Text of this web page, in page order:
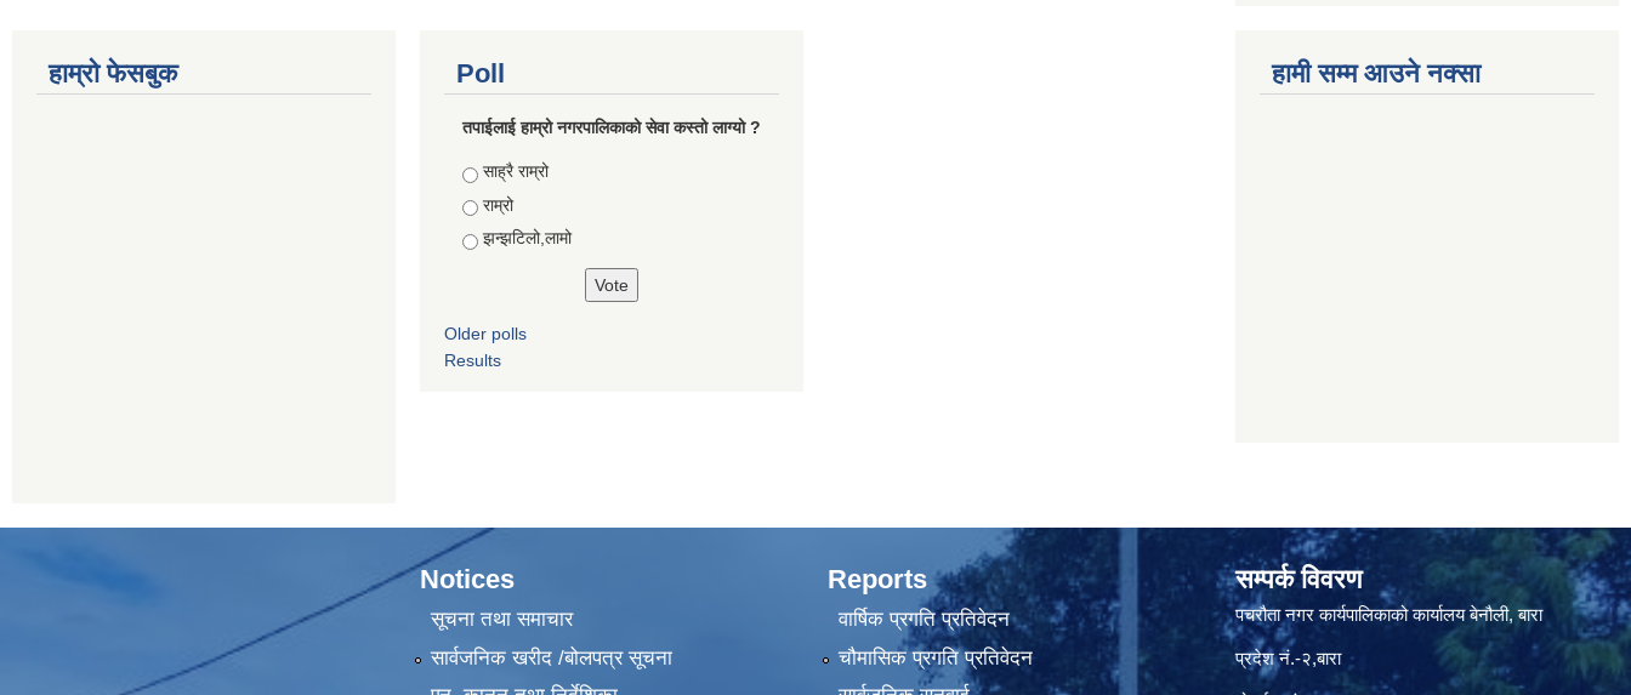
हाम्रो फेसबुक Poll
तपाईलाई हाम्रो नगरपालिकाको सेवा कस्तो लाग्यो ?
Choices
साह्रै राम्रो
राम्रो
झन्झटिलो,लामो
Older polls
Results
हामी सम्म आउने नक्सा
Notices
सूचना तथा समाचार
सार्वजनिक खरीद /बोलपत्र सूचना
Reports
वार्षिक प्रगति प्रतिवेदन
चौमासिक प्रगति प्रतिवेदन
सम्पर्क विवरण
पचरौता नगर कार्यपालिकाको कार्यालय बेनौली, बारा
प्रदेश नं.-२,बारा